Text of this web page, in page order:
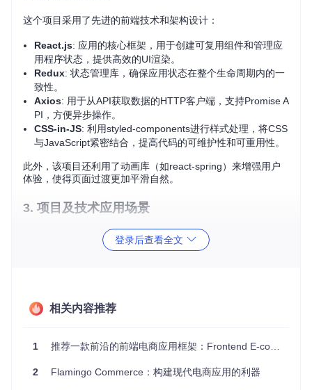
这个项目采用了先进的前端技术和架构设计：
React.js: 应用的核心框架，用于创建可复用组件和管理应
用程序状态，提供高效的UI渲染。
Redux: 状态管理库，确保应用状态在整个生命周期内的一
致性。
Axios: 用于从API获取数据的HTTP客户端，支持Promise A
PI，方便异步操作。
CSS-in-JS: 利用styled-components进行样式处理，将CSS
与JavaScript紧密结合，提高代码的可维护性和可重用性。
此外，该项目还利用了动画库（如react-spring）来增强用户
体验，使得页面过渡更加平滑自然。
3. 项目及技术应用场景
E-Commerce Website 可广泛应用于各种场景：
实现。
独立开发者 ：自建在线店铺，展示并销售自己的产品。
务需求。
4. 项目特点
登录后查看全文
相关内容推荐
1 推荐一款前沿的前端电商应用框架：Frontend E-commerce App
2 Flamingo Commerce：构建现代电商应用的利器